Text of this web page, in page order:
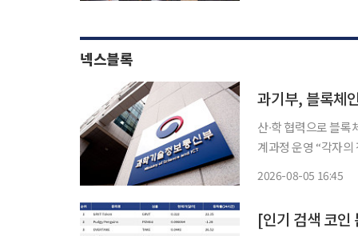
넥스블록
과기부, 블록체
산∙학 협력으로 블
계과정 운영 “각자의 전문성
2026-08-05 16:45